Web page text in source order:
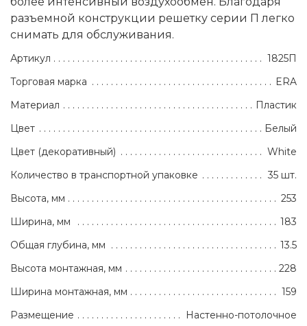
разъемной конструкции решетку серии П легко
снимать для обслуживания.
Артикул
1825П
Торговая марка
ERA
Материал
Пластик
Цвет
Белый
Цвет (декоративный)
White
Количество в транспортной упаковке
35 шт.
Высота, мм
253
Ширина, мм
183
Общая глубина, мм
13.5
Высота монтажная, мм
228
Ширина монтажная, мм
159
Размещение
Настенно-потолочное